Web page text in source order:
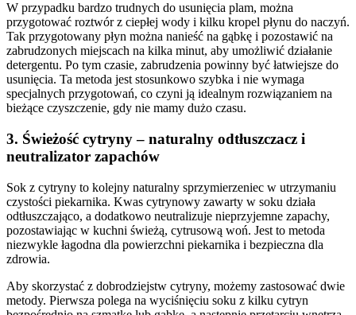
W przypadku bardzo trudnych do usunięcia plam, można
przygotować roztwór z ciepłej wody i kilku kropel płynu do naczyń.
Tak przygotowany płyn można nanieść na gąbkę i pozostawić na
zabrudzonych miejscach na kilka minut, aby umożliwić działanie
detergentu. Po tym czasie, zabrudzenia powinny być łatwiejsze do
usunięcia. Ta metoda jest stosunkowo szybka i nie wymaga
specjalnych przygotowań, co czyni ją idealnym rozwiązaniem na
bieżące czyszczenie, gdy nie mamy dużo czasu.
3. Świeżość cytryny – naturalny odtłuszczacz i
neutralizator zapachów
Sok z cytryny to kolejny naturalny sprzymierzeniec w utrzymaniu
czystości piekarnika. Kwas cytrynowy zawarty w soku działa
odtłuszczająco, a dodatkowo neutralizuje nieprzyjemne zapachy,
pozostawiając w kuchni świeżą, cytrusową woń. Jest to metoda
niezwykle łagodna dla powierzchni piekarnika i bezpieczna dla
zdrowia.
Aby skorzystać z dobrodziejstw cytryny, możemy zastosować dwie
metody. Pierwsza polega na wyciśnięciu soku z kilku cytryn